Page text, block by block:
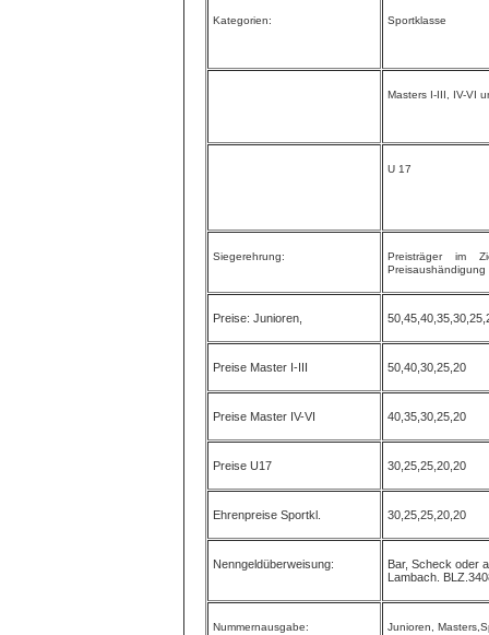
Kategorien: Sportklasse
Masters I-III, IV-VI
U 17
Siegerehrung:
Preisträger im
Preisaushändigung
Preise: Junioren,
Preise Master I-III 50,40,30,25,20
Preise Master IV-VI 40,35,30,25,20
Preise U17 30,25,25,20,20
Ehrenpreise Sportkl. 30,25,25,20,20
Nenngeldüberweisung:
Bar, Scheck oder
Lambach.
Nummernausgabe: Junioren,